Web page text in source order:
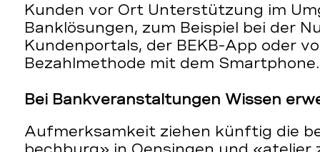
Kunden vor Ort Unterstützung im
Banklösungen, zum Beispiel bei der
Kundenportals, der BEKB-App oder
Bezahlmethode mit dem
Bei Bankveranstaltungen Wissen
Aufmerksamkeit ziehen künftig die